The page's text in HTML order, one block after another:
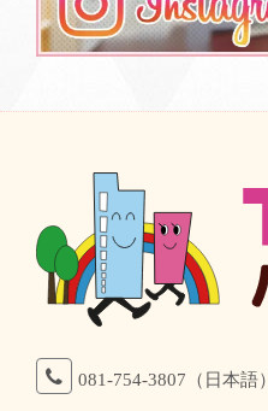
081-754-3807（日本語）